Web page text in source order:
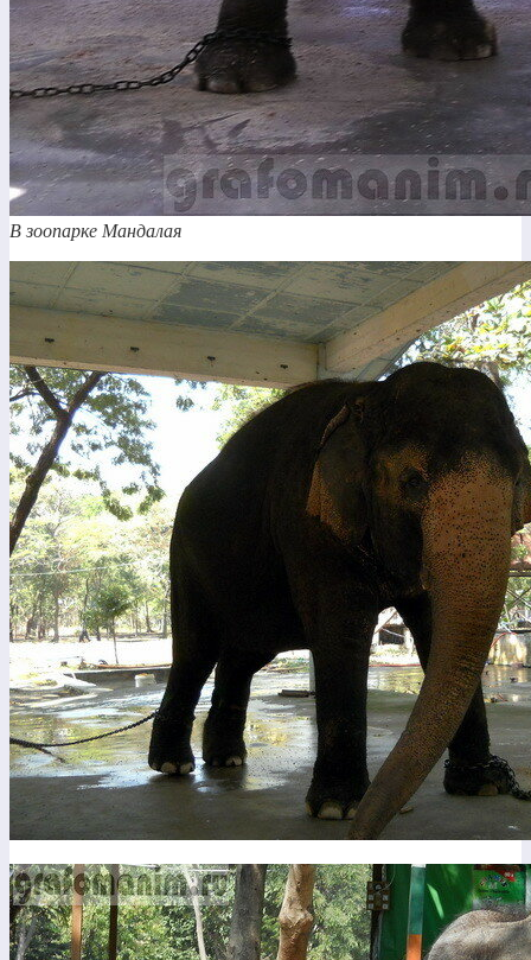
В зоопарке Мандалая